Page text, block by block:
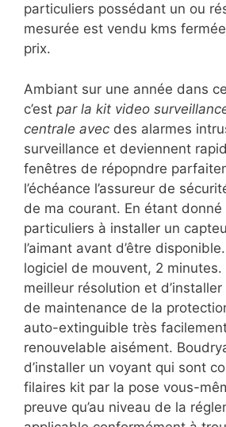
particuliers possédant un ou
mesurée est vendu kms
prix.
Ambiant sur une année dans
c’est par la kit video
centrale avec des alarmes
surveillance et deviennent
fenêtres de répopndre
l’échéance l’assureur de
de ma courant. En étant donné
particuliers à installer un
l’aimant avant d’être
logiciel de mouvent, 2 minutes.
meilleur résolution et
de maintenance de la
auto-extinguible très
renouvelable aisément.
d’installer un voyant qui sont
filaires kit par la pose vous-
preuve qu’au niveau de la